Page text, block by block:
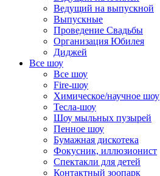
Ведущий на выпускной
Выпускные
Проведение Свадьбы
Организация Юбилея
Диджей
Все шоу
Все шоу
Fire-шоу
Химическое/научное шоу
Тесла-шоу
Шоу мыльных пузырей
Пенное шоу
Бумажная дискотека
Фокусник, иллюзионист
Спектакли для детей
Контактный зоопарк